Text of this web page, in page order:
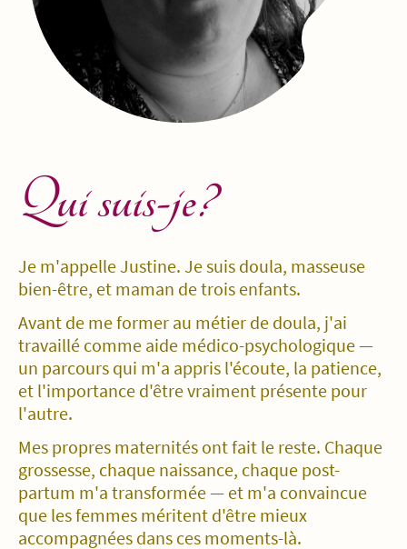
Qui suis-je?
Je m'appelle Justine. Je suis doula, masseuse
bien-être, et maman de trois enfants.
Avant de me former au métier de doula, j'ai
travaillé comme aide médico-psychologique —
un parcours qui m'a appris l'écoute, la patience,
et l'importance d'être vraiment présente pour
l'autre.
Mes propres maternités ont fait le reste. Chaque
grossesse, chaque naissance, chaque post-
partum m'a transformée — et m'a convaincue
que les femmes méritent d'être mieux
accompagnées dans ces moments-là.